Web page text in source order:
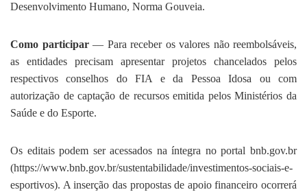
Desenvolvimento Humano, Norma Gouveia.
Como participar — Para receber os valores não reembolsáveis,
as entidades precisam apresentar projetos chancelados pelos
respectivos conselhos do FIA e da Pessoa Idosa ou com
autorização de captação de recursos emitida pelos Ministérios da
Saúde e do Esporte.
Os editais podem ser acessados na íntegra no portal bnb.gov.br
(https://www.bnb.gov.br/sustentabilidade/investimentos-sociais-e-
esportivos). A inserção das propostas de apoio financeiro ocorrerá